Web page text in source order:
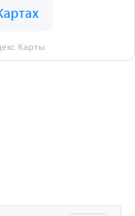
Карты